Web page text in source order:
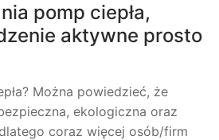
pomp ciepła,
aktywne prosto
Można powiedzieć, że
ekologiczna oraz
coraz więcej osób/firm